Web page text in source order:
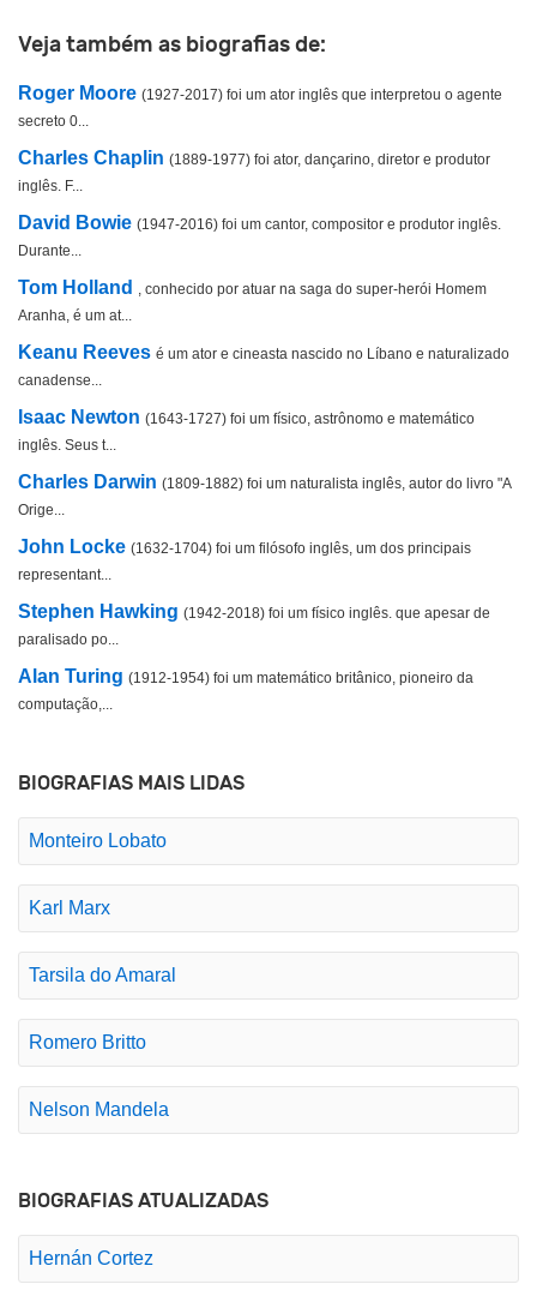
Veja também as biografias de:
Roger Moore (1927-2017) foi um ator inglês que interpretou o agente
secreto 0...
Charles Chaplin (1889-1977) foi ator, dançarino, diretor e produtor
inglês. F...
David Bowie (1947-2016) foi um cantor, compositor e produtor inglês.
Durante...
Tom Holland
, conhecido por atuar na saga do super-herói Homem
Aranha, é um at...
Keanu Reeves é um ator e cineasta nascido no Líbano e naturalizado
canadense...
Isaac Newton (1643-1727) foi um físico, astrônomo e matemático
inglês. Seus t...
Charles Darwin (1809-1882) foi um naturalista inglês, autor do livro "A
Orige...
John Locke (1632-1704) foi um filósofo inglês, um dos principais
representant...
Stephen Hawking (1942-2018) foi um físico inglês. que apesar de
paralisado po...
Alan Turing (1912-1954) foi um matemático britânico, pioneiro da
computação,...
BIOGRAFIAS MAIS LIDAS
Monteiro Lobato
Karl Marx
Tarsila do Amaral
Romero Britto
Nelson Mandela
BIOGRAFIAS ATUALIZADAS
Hernán Cortez